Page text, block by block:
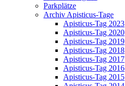
Parkplätze
Archiv Apisticus-Tage
Apisticus-Tag 2023
Apisticus-Tag 2020
Apisticus-Tag 2019
Apisticus-Tag 2018
Apisticus-Tag 2017
Apisticus-Tag 2016
Apisticus-Tag 2015